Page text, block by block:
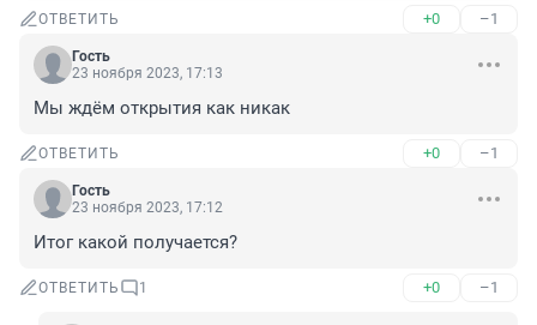
ОТВЕТИТЬ +0 –1
Гость
23 ноября 2023, 17:13
Мы ждём открытия как никак
ОТВЕТИТЬ +0 –1
Гость
23 ноября 2023, 17:12
Итог какой получается?
ОТВЕТИТЬ 1 +0 –1